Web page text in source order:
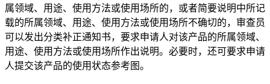
属领域、用途、使用方法或使用场所的，或者简要说明中所记
载的所属领域、用途、使用方法或使用场所不确切的，审查员
可以发出分类补正通知书，要求申请人对该产品的所属领域、
用途、使用方法或使用场所作出说明。必要时，还可要求申请
人提交该产品的使用状态参考图。